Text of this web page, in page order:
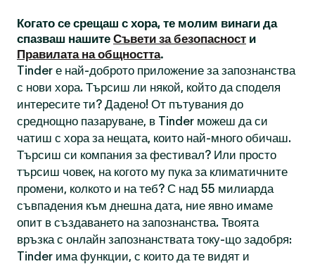
Когато се срещаш с хора, те молим винаги да
спазваш нашите Съвети за безопасност и
Правилата на общността.
Tinder е най-доброто приложение за запознанства
с нови хора. Търсиш ли някой, който да споделя
интересите ти? Дадено! От пътувания до
среднощно пазаруване, в Tinder можеш да си
чатиш с хора за нещата, които най-много обичаш.
Търсиш си компания за фестивал? Или просто
търсиш човек, на когото му пука за климатичните
промени, колкото и на теб? С над 55 милиарда
съвпадения към днешна дата, ние явно имаме
опит в създаването на запознанства. Твоята
връзка с онлайн запознанствата току-що задобря:
Tinder има функции, с които да те видят и